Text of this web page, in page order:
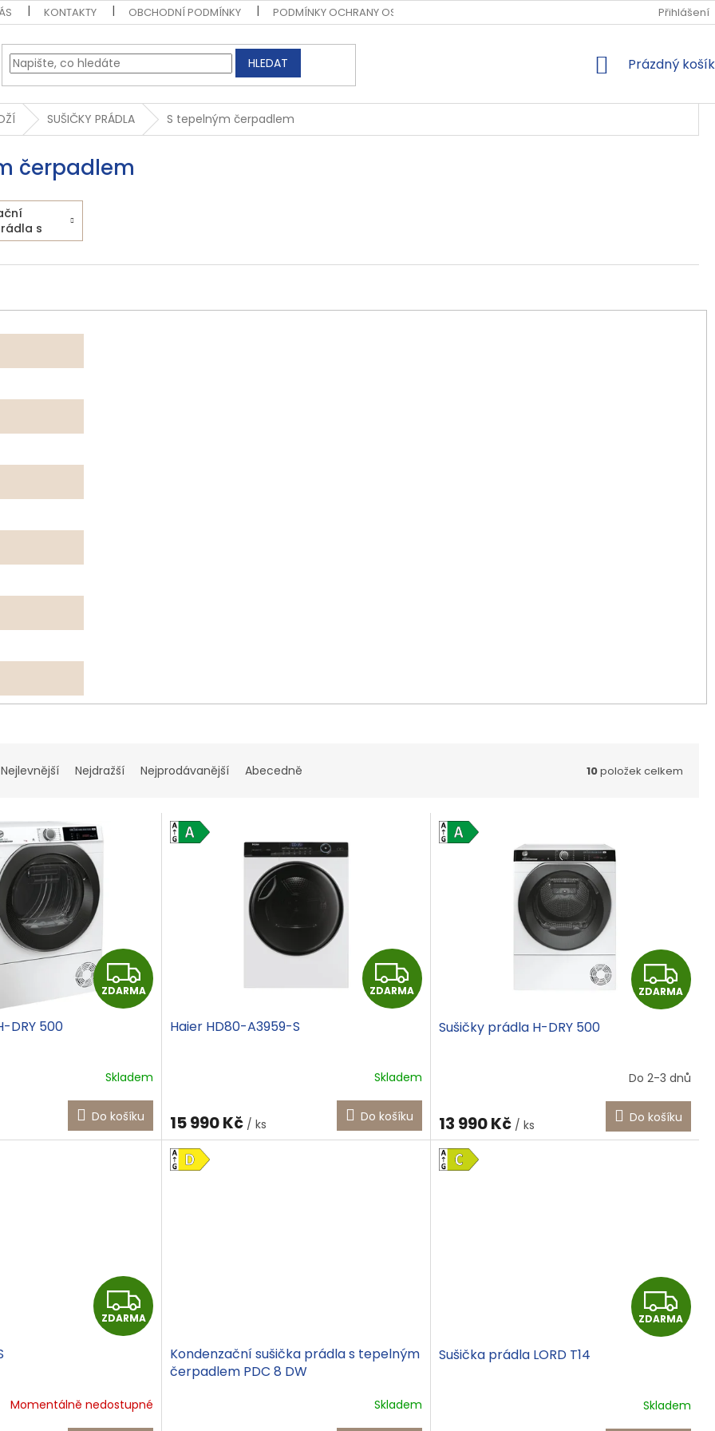
KONTAKTY OBCHODNÍ PODMÍNKY PODMÍNKY OCHRANY OSOBNÍCH ÚDAJŮ Přihlášení
HLEDAT
NÁKUPNÍ
Prázdný košík
SUŠIČKY PRÁDLA S tepelným čerpadlem
čerpadlem
s
Nejlevnější Nejdražší Nejprodávanější Abecedně 10položek celkem
Z
D
R
M
A
ZDARMA
DRY 500
Skladem
Do košíku
Z
D
R
M
A
ZDARMA
Haier HD80-A3959-S
Skladem
15 990 Kč / ks Do košíku
Z
D
R
M
A
ZDARMA
Sušičky prádla H-DRY 500
Do 2-3 dnů
13 990 Kč / ks Do košíku
Z
D
R
ZDARMA
Momentálně nedostupné
Kondenzační sušička prádla s tepelným
čerpadlem PDC 8 DW
Skladem
Z
D
R
ZDARMA
Sušička prádla LORD T14
Skladem